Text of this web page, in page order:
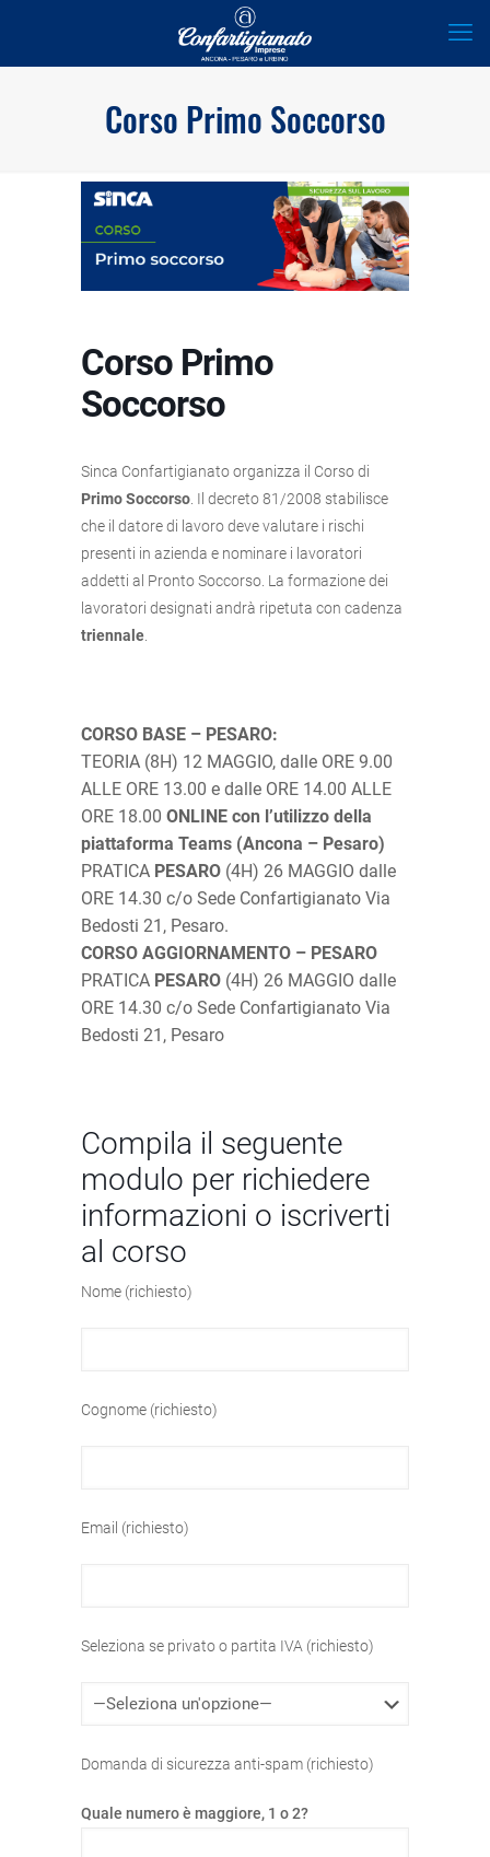
Corso Primo Soccorso
Corso Primo
Soccorso
Sinca Confartigianato organizza il Corso di
Primo Soccorso . Il decreto 81/2008 stabilisce
che il datore di lavoro deve valutare i rischi
presenti in azienda e nominare i lavoratori
addetti al Pronto Soccorso. La formazione dei
lavoratori designati andrà ripetuta con cadenza
triennale
CORSO BASE – PESARO:
TEORIA (8H) 12 MAGGIO, dalle ORE 9.00
ALLE ORE 13.00 e dalle ORE 14.00 ALLE
ORE 18.00 ONLINE con l’utilizzo della
piattaforma Teams (Ancona – Pesaro)
PRATICA PESARO (4H) 26 MAGGIO dalle
ORE 14.30 c/o Sede Confartigianato Via
Bedosti 21, Pesaro.
CORSO AGGIORNAMENTO – PESARO
PRATICA PESARO (4H) 26 MAGGIO dalle
ORE 14.30 c/o Sede Confartigianato Via
Bedosti 21, Pesaro
Compila il seguente
modulo per richiedere
informazioni o iscriverti
al corso
Nome (richiesto)
Cognome (richiesto)
Email (richiesto)
Seleziona se privato o partita IVA (richiesto)
Domanda di sicurezza anti-spam (richiesto)
Quale numero è maggiore, 1 o 2?